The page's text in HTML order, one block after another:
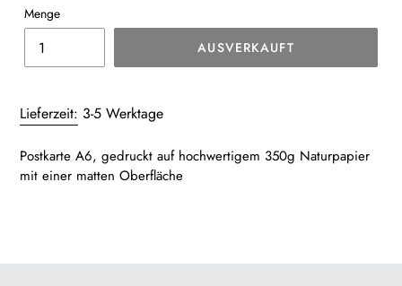
Menge
AUSVERKAUFT
wird
zum
hinzugefügt
Lieferzeit: 3-5 Werktage
Postkarte A6, gedruckt auf hochwertigem 350g Naturpapier
mit einer matten Oberfläche